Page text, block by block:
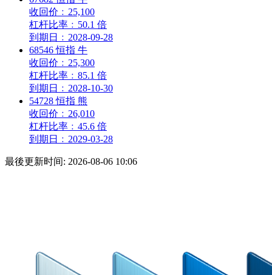
收回价 ﹕ 25,100
杠杆比率 ﹕ 50.1 倍
到期日 ﹕ 2028-09-28
68546恒指 牛
收回价 ﹕ 25,300
杠杆比率 ﹕ 85.1 倍
到期日 ﹕ 2028-10-30
54728恒指 熊
收回价 ﹕ 26,010
杠杆比率 ﹕ 45.6 倍
到期日 ﹕ 2029-03-28
最後更新时间: 2026-08-06 10:06